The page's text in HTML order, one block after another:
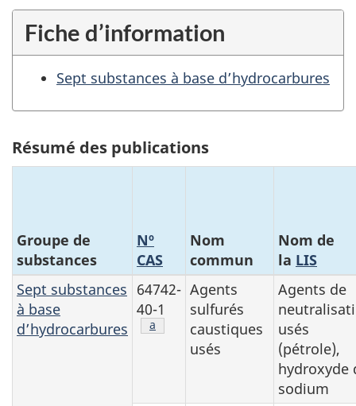
Fiche d’information
Sept substances à base d’hydrocarbures
Résumé des publications
Groupe de
substances
Nº
CAS
Nom
commun
Nom de
la LIS
Sept substances
à base
d’hydrocarbures
64742-
40-1
Note de bas de page
a
Agents
sulfurés
caustiques
usés
Agents de
usés
(pétrole),
hydroxyde
sodium